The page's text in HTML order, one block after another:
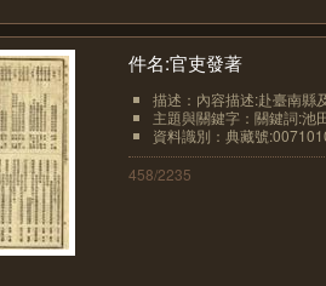
件名:官吏發著
描述：內容描述:赴臺南縣
主題與關鍵字：關鍵詞:池
資料識別：典藏號
458/2235